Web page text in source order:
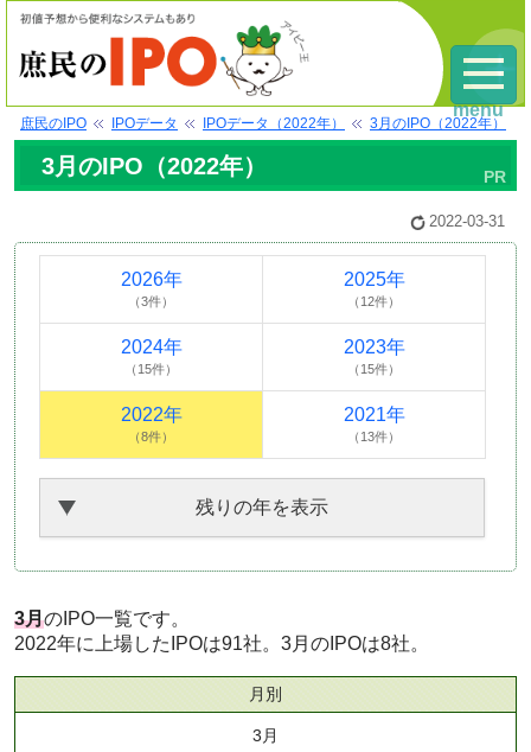
庶民のIPO IPOデータ IPOデータ（2022年） 3月のIPO（2022年）
3月のIPO（2022年）
2022-03-31
2026年
（3件）
2025年
（12件）
2024年
（15件）
2023年
（15件）
2022年
（8件）
2021年
（13件）
残りの年を表示
3月のIPO一覧です。
2022年に上場したIPOは91社。3月のIPOは8社。
月別
3月
menu